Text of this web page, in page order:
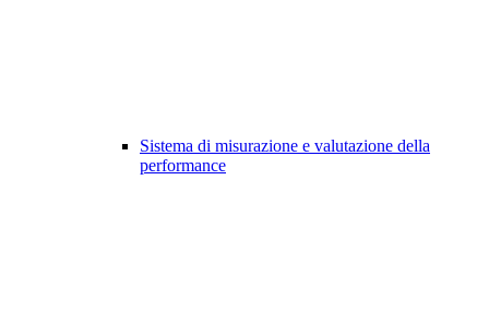
Sistema di misurazione e valutazione della
performance